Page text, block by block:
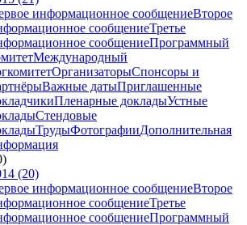
информационное сообщениеВторое
сообщениеТретье
сообщениеПрограммный
Международный
ОрганизаторыСпонсоры и
Важные датыПриглашенные
Пленарные докладыУстные
Стендовые
ТрудыФотографииДополнительная
(20)
информационное сообщениеВторое
сообщениеТретье
сообщениеПрограммный